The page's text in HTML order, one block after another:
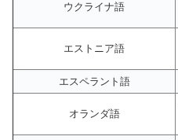
ウクライナ語
エストニア語
エスペラント語
オランダ語